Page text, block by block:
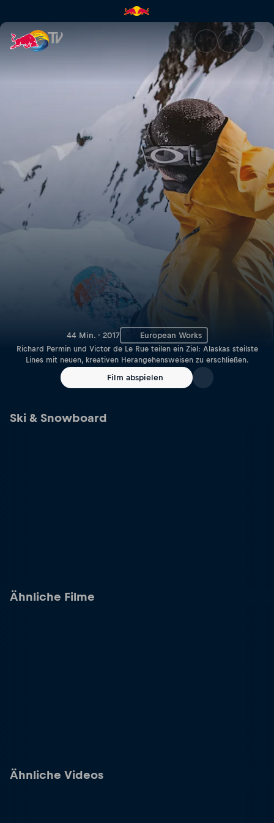
Sweet & Sour | Red Bull TV
44 Min. · 2017 European Works
Richard Permin und Victor de Le Rue teilen ein Ziel: Alaskas steilste
Lines mit neuen, kreativen Herangehensweisen zu erschließen.
Film abspielen
Ski & Snowboard
Ähnliche Filme
Ähnliche Videos